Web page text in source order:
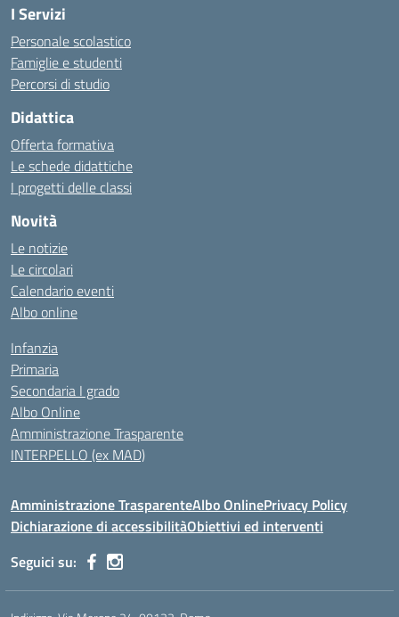
I Servizi
Personale scolastico
Famiglie e studenti
Percorsi di studio
Didattica
Offerta formativa
Le schede didattiche
I progetti delle classi
Novità
Le notizie
Le circolari
Calendario eventi
Albo online
Infanzia
Primaria
Secondaria I grado
Albo Online
Amministrazione Trasparente
INTERPELLO (ex MAD)
Amministrazione TrasparenteAlbo OnlinePrivacy Policy
Dichiarazione di accessibilitàObiettivi ed interventi
Seguici su: